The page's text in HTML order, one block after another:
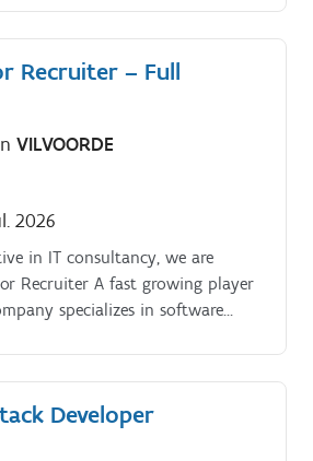
en crediteurenportefeuille, waarbij
en zelfstandig actie
Recruiter – Full
VILVOORDE
2026
in IT consultancy, we are
Recruiter A fast growing player
specializes in software
recruiter, you will be in charge
talents to ensure a high level
your clients This job is based in
Developer